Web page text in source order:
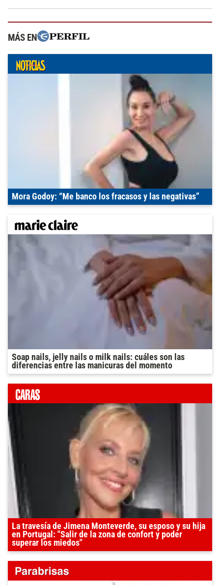
MÁS EN
Mora Godoy: “Me banco los fracasos y las negativas”
Soap nails, jelly nails o milk nails: cuáles son las
diferencias entre las manicuras del momento
La travesía de Jimena Monteverde, su esposo y su hija
en Portugal: "Salir de la zona de confort y poder
superar los miedos"